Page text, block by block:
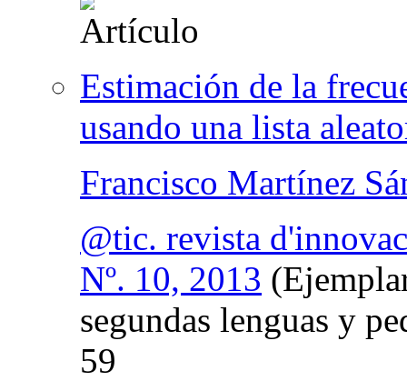
Estimación de la
usando una lista
Francisco Martínez
@tic. revista
Nº. 10, 2013
segundas lenguas y
59